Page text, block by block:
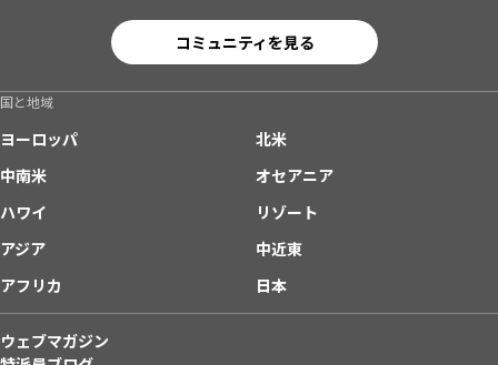
コミュニティを見る
国と地域
ヨーロッパ
北米
中南米
オセアニア
ハワイ
リゾート
アジア
中近東
アフリカ
日本
ウェブマガジン